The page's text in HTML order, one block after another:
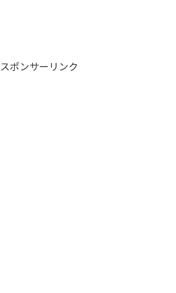
スポンサーリンク